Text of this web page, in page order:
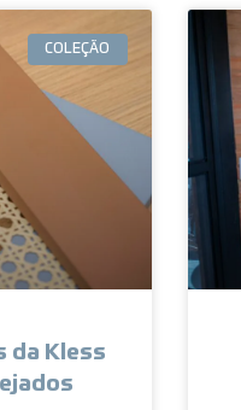
COLEÇÃO
da Kless